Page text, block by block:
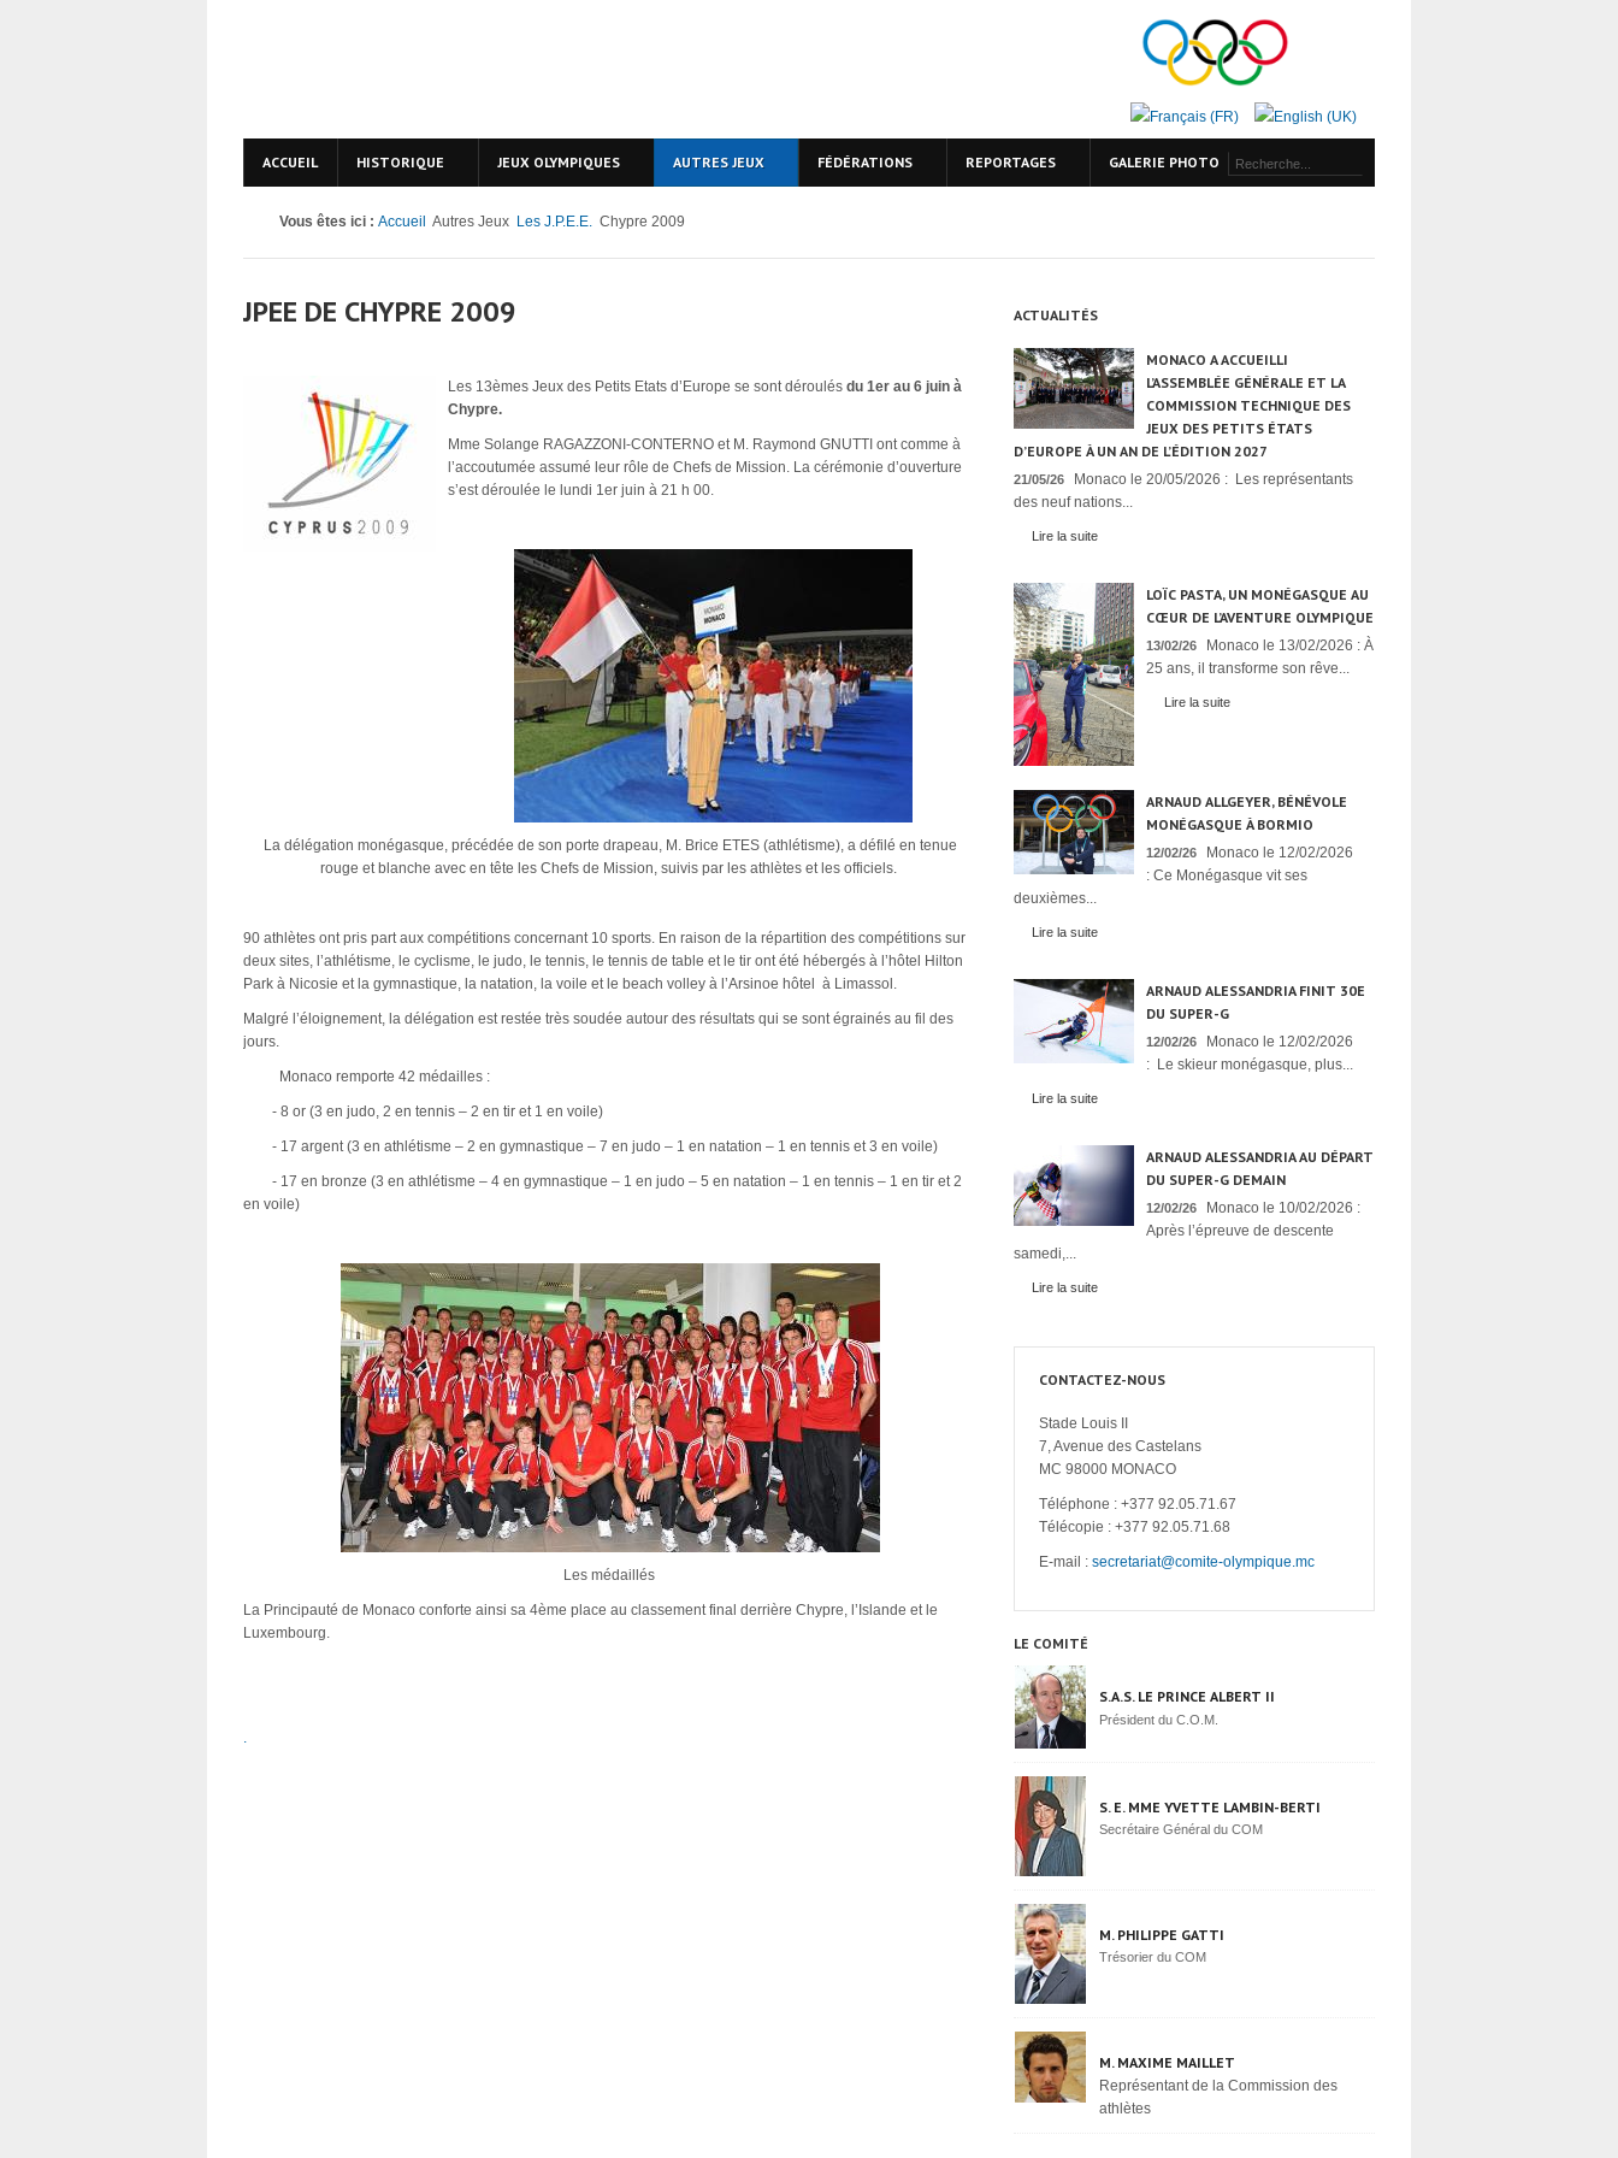
ACCUEIL HISTORIQUE JEUX OLYMPIQUES AUTRES JEUX FÉDÉRATIONS REPORTAGES GALERIE PHOTO
Vous êtes ici : Accueil Autres Jeux Les J.P.E.E. Chypre 2009
JPEE DE CHYPRE 2009
Les 13èmes Jeux des Petits Etats d’Europe se sont déroulés du 1er au 6 juin à
Chypre.
Mme Solange RAGAZZONI-CONTERNO et M. Raymond GNUTTI ont comme à
l’accoutumée assumé leur rôle de Chefs de Mission. La cérémonie d’ouverture
s’est déroulée le lundi 1er juin à 21 h 00.
La délégation monégasque, précédée de son porte drapeau, M. Brice ETES (athlétisme), a défilé en tenue
rouge et blanche avec en tête les Chefs de Mission, suivis par les athlètes et les officiels.
90 athlètes ont pris part aux compétitions concernant 10 sports. En raison de la répartition des compétitions sur
deux sites, l’athlétisme, le cyclisme, le judo, le tennis, le tennis de table et le tir ont été hébergés à l’hôtel Hilton
Park à Nicosie et la gymnastique, la natation, la voile et le beach volley à l’Arsinoe hôtel à Limassol.
Malgré l’éloignement, la délégation est restée très soudée autour des résultats qui se sont égrainés au fil des
jours.
Monaco remporte 42 médailles :
 - 8 or (3 en judo, 2 en tennis – 2 en tir et 1 en voile)
 - 17 argent (3 en athlétisme – 2 en gymnastique – 7 en judo – 1 en natation – 1 en tennis et 3 en voile)
 - 17 en bronze (3 en athlétisme – 4 en gymnastique – 1 en judo – 5 en natation – 1 en tennis – 1 en tir et 2
en voile)
Les médaillés
La Principauté de Monaco conforte ainsi sa 4ème place au classement final derrière Chypre, l’Islande et le
Luxembourg.
.
ACTUALITÉS
MONACO A ACCUEILLI
L’ASSEMBLÉE GÉNÉRALE ET LA
COMMISSION TECHNIQUE DES
JEUX DES PETITS ÉTATS
D’EUROPE À UN AN DE L’ÉDITION 2027
21/05/26
Monaco le 20/05/2026 : Les représentants
des neuf nations...
Lire la suite
LOÏC PASTA, UN MONÉGASQUE AU
CŒUR DE L’AVENTURE OLYMPIQUE
13/02/26
Monaco le 13/02/2026 : À
25 ans, il transforme son rêve...
Lire la suite
ARNAUD ALLGEYER, BÉNÉVOLE
MONÉGASQUE À BORMIO
12/02/26
Monaco le 12/02/2026
: Ce Monégasque vit ses
deuxièmes...
Lire la suite
ARNAUD ALESSANDRIA FINIT 30E
DU SUPER-G
12/02/26
Monaco le 12/02/2026
: Le skieur monégasque, plus...
Lire la suite
ARNAUD ALESSANDRIA AU DÉPART
DU SUPER-G DEMAIN
12/02/26
Monaco le 10/02/2026 :
Après l’épreuve de descente
samedi,...
Lire la suite
CONTACTEZ-NOUS
Stade Louis II
7, Avenue des Castelans
MC 98000 MONACO
Téléphone : +377 92.05.71.67
Télécopie : +377 92.05.71.68
E-mail : secretariat@comite-olympique.mc
LE COMITÉ
S.A.S. LE PRINCE ALBERT II
Président du C.O.M.
S. E. MME YVETTE LAMBIN-BERTI
Secrétaire Général du COM
M. PHILIPPE GATTI
Trésorier du COM
M. MAXIME MAILLET
Représentant de la Commission des
athlètes